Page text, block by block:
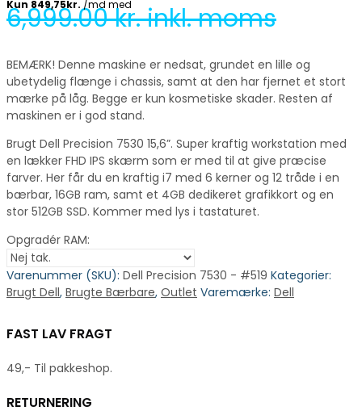
6,999.00kr. inkl. moms
BEMÆRK! Denne maskine er nedsat, grundet en lille og
ubetydelig flænge i chassis, samt at den har fjernet et stort
mærke på låg. Begge er kun kosmetiske skader. Resten af
maskinen er i god stand.
Brugt Dell Precision 7530 15,6”. Super kraftig workstation med
en lækker FHD IPS skærm som er med til at give præcise
farver. Her får du en kraftig i7 med 6 kerner og 12 tråde i en
bærbar, 16GB ram, samt et 4GB dedikeret grafikkort og en
stor 512GB SSD. Kommer med lys i tastaturet.
Opgradér RAM:
Varenummer (SKU): Dell Precision 7530 - #519 Kategorier:
Brugt Dell, Brugte Bærbare, Outlet Varemærke: Dell
FAST LAV FRAGT
49,- Til pakkeshop.
RETURNERING